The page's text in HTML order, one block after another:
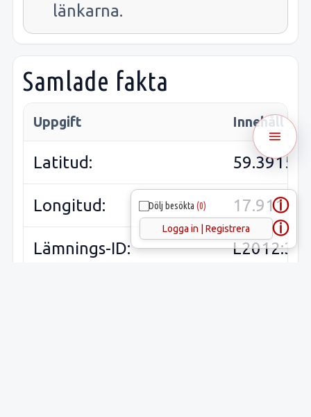
Dölj besökta (0) ⓘ
Logga in | Registrera ⓘ
länkarna.
Samlade fakta
Uppgift Innehåll
Latitud:
Longitud:
Lämnings-ID: